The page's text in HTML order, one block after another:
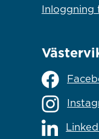
Inloggning